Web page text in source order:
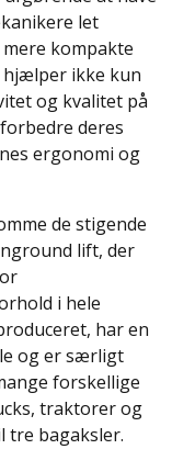
let
kompakte
ikke kun
og kvalitet på
deres
ergonomi og
de stigende
lift, der
i hele
har en
og er særligt
forskellige
traktorer og
tre bagaksler.